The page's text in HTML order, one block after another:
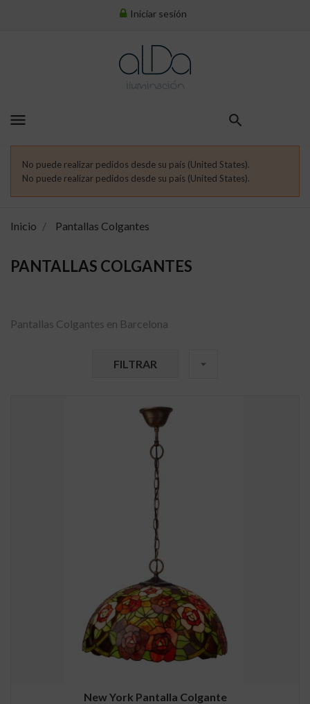
Iniciar sesión
menu
No puede realizar pedidos desde su país (United States).
No puede realizar pedidos desde su país (United States).
Inicio Pantallas Colgantes
PANTALLAS COLGANTES
Pantallas Colgantes en Barcelona
FILTRAR arrow_drop_down
New York Pantalla Colgante